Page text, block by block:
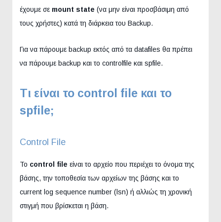
έχουμε σε mount state (να μην είναι προσβάσιμη από
τους χρήστες) κατά τη διάρκεια του Backup.
Για να πάρουμε backup εκτός από τα datafiles θα πρέπει
να πάρουμε backup και το controlfile και spfile.
Τι είναι το control file και το
spfile;
Control File
Το control file είναι το αρχείο που περιέχει το όνομα της
βάσης, την τοποθεσία των αρχείων της βάσης και το
current log sequence number (lsn) ή αλλιώς τη χρονική
στιγμή που βρίσκεται η βάση.